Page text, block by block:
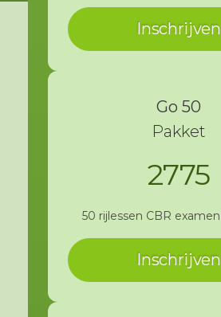
Inschrijven
Go 50
Pakket
2775
50 rijlessen CBR examen
Inschrijven